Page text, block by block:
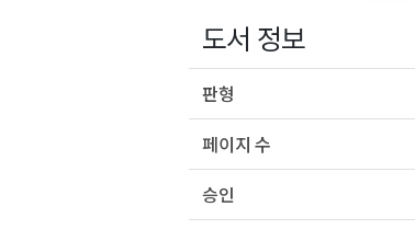
도서 정보
판형
페이지 수
승인